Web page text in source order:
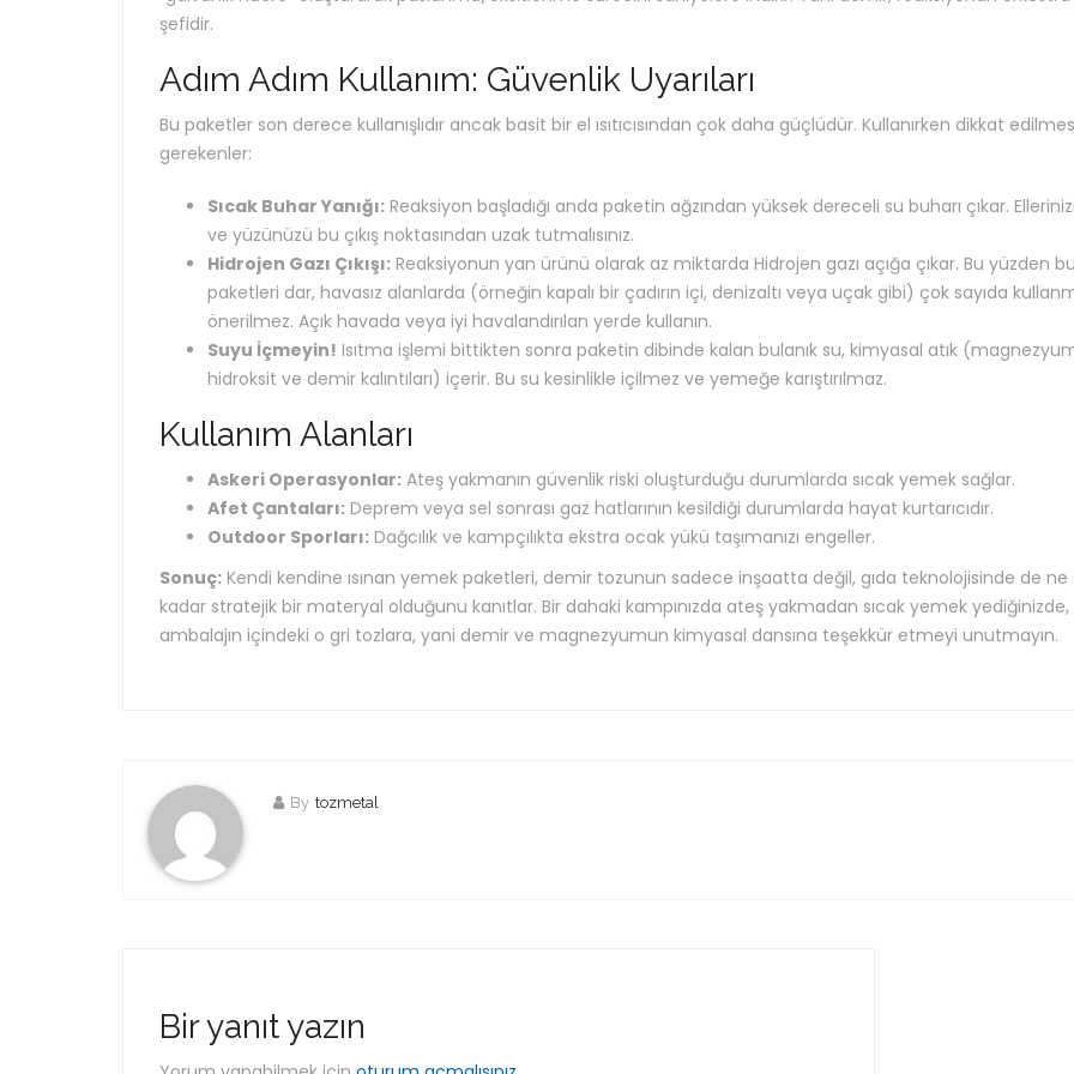
şefidir.
Adım Adım Kullanım: Güvenlik Uyarıları
Bu paketler son derece kullanışlıdır ancak basit bir el ısıtıcısından çok daha güçlüdür. Kullanırken dikkat
gerekenler:
Sıcak Buhar Yanığı: Reaksiyon başladığı anda paketin ağzından yüksek dereceli su buharı çıkar. Ellerinizi
ve yüzünüzü bu çıkış noktasından uzak tutmalısınız.
Hidrojen Gazı Çıkışı: Reaksiyonun yan ürünü olarak az miktarda Hidrojen gazı açığa çıkar. Bu yüzden bu
paketleri dar, havasız alanlarda (örneğin kapalı bir çadırın içi, denizaltı veya uçak gibi) çok sayıda
önerilmez. Açık havada veya iyi havalandırılan yerde kullanın.
Suyu İçmeyin! Isıtma işlemi bittikten sonra paketin dibinde kalan bulanık su, kimyasal atık
hidroksit ve demir kalıntıları) içerir. Bu su kesinlikle içilmez ve yemeğe karıştırılmaz.
Kullanım Alanları
Askeri Operasyonlar: Ateş yakmanın güvenlik riski oluşturduğu durumlarda sıcak yemek sağlar.
Afet Çantaları: Deprem veya sel sonrası gaz hatlarının kesildiği durumlarda hayat kurtarıcıdır.
Outdoor Sporları: Dağcılık ve kampçılıkta ekstra ocak yükü taşımanızı engeller.
Sonuç: Kendi kendine ısınan yemek paketleri, demir tozunun sadece inşaatta değil, gıda teknolojisinde de ne
kadar stratejik bir materyal olduğunu kanıtlar. Bir dahaki kampınızda ateş yakmadan sıcak yemek yediğinizde,
ambalajın içindeki o gri tozlara, yani demir ve magnezyumun kimyasal dansına teşekkür etmeyi unutmayın.
By tozmetal
Bir yanıt yazın